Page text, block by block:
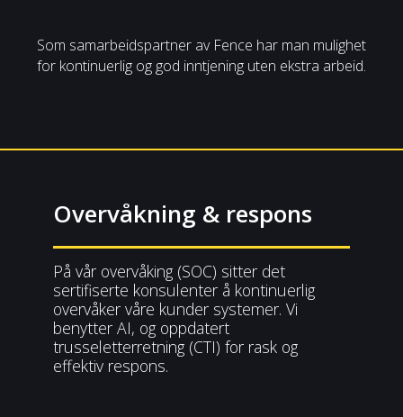
Som samarbeidspartner av Fence har man mulighet
for kontinuerlig og god inntjening uten ekstra arbeid.
Overvåkning & respons
På vår overvåking (SOC) sitter det
sertifiserte konsulenter å kontinuerlig
overvåker våre kunder systemer. Vi
benytter AI, og oppdatert
trusseletterretning (CTI) for rask og
effektiv respons.